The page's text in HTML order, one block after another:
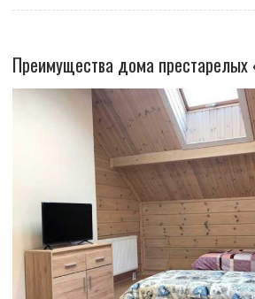
Преимущества дома престарелых